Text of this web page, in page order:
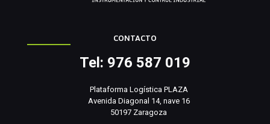
CONTACTO
Tel: 976 587 019
Plataforma Logística PLAZA
Avenida Diagonal 14, nave 16
50197 Zaragoza